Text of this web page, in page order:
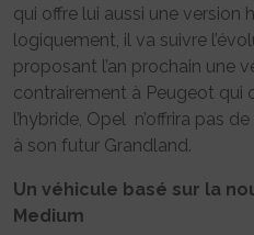
qui offre lui aussi une version
logiquement, il va suivre
proposant l’an prochain une
contrairement à Peugeot qui
l’hybride, Opel n’offrira pas
à son futur Grandland.
Un véhicule basé sur la
Medium